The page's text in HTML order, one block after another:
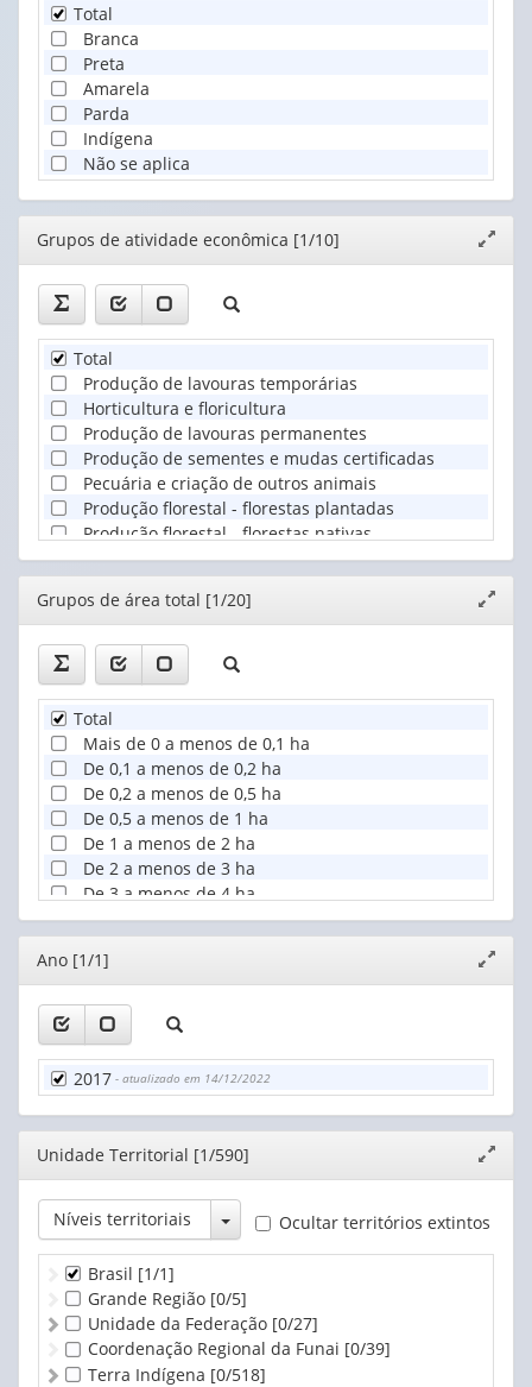
Total
Branca
Preta
Amarela
Parda
Indígena
Não se aplica
Editor
janela
Grupos de atividade econômica [1/10]
Total
Produção de lavouras temporárias
Horticultura e floricultura
Produção de lavouras permanentes
Produção de sementes e mudas certificadas
Pecuária e criação de outros animais
Produção florestal - florestas plantadas
Produção florestal - florestas nativas
Pesca
Aquicultura
Editor
janela
Grupos de área total [1/20]
Total
Mais de 0 a menos de 0,1 ha
De 0,1 a menos de 0,2 ha
De 0,2 a menos de 0,5 ha
De 0,5 a menos de 1 ha
De 1 a menos de 2 ha
De 2 a menos de 3 ha
De 3 a menos de 4 ha
De 4 a menos de 5 ha
De 5 a menos de 10 ha
De 10 a menos de 20 ha
De 20 a menos de 50 ha
De 50 a menos de 100 ha
De 100 a menos de 200 ha
De 200 a menos de 500 ha
De 500 a menos de 1.000 ha
De 1.000 a menos de 2.500 ha
De 10.000 ha e mais
Editor
janela
Ano [1/1]
2017 - atualizado em 14/12/2022
Editor
janela
Unidade Territorial [1/590]
Níveis territoriais Toggle Dropdown
Ocultar territórios extintos
Brasil [1/1]
Grande Região [0/5]
Unidade da Federação [0/27]
Coordenação Regional da Funai [0/39]
Terra Indígena [0/518]